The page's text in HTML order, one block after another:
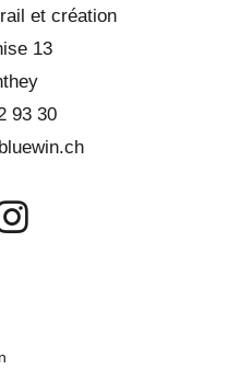
et création
13
93 30